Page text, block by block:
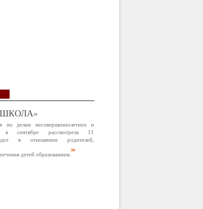
по делам несовершеннолетних и
сентябре рассмотрела 11
дел в отношении родителей,
детей образованием.